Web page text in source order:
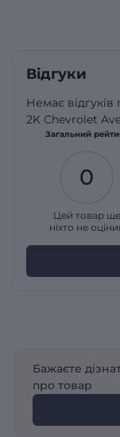
Відгуки
Немає
2K Chevrolet
Загальний
0
Цей товар ще
ніхто не
Бажаєте
про товар